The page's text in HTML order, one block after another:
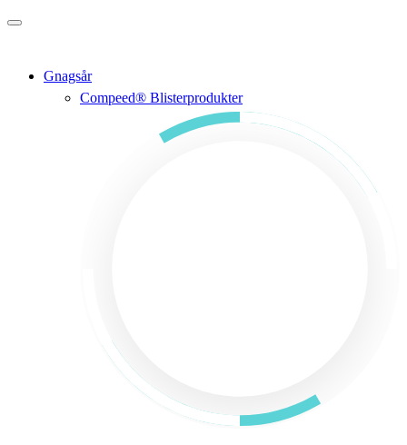
Gå til hovedinnholdet
Gnagsår
Compeed® Blisterprodukter